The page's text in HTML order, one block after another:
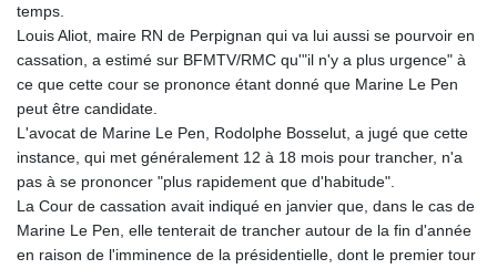
temps.
Louis Aliot, maire RN de Perpignan qui va lui aussi se pourvoir en
cassation, a estimé sur BFMTV/RMC qu'"il n'y a plus urgence" à
ce que cette cour se prononce étant donné que Marine Le Pen
peut être candidate.
L'avocat de Marine Le Pen, Rodolphe Bosselut, a jugé que cette
instance, qui met généralement 12 à 18 mois pour trancher, n'a
pas à se prononcer "plus rapidement que d'habitude".
La Cour de cassation avait indiqué en janvier que, dans le cas de
Marine Le Pen, elle tenterait de trancher autour de la fin d'année
en raison de l'imminence de la présidentielle, dont le premier tour